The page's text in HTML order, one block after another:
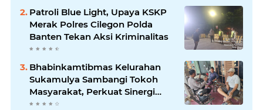
Patroli Blue Light, Upaya KSKP
Merak Polres Cilegon Polda
Banten Tekan Aksi Kriminalitas
Bhabinkamtibmas Kelurahan
Sukamulya Sambangi Tokoh
Masyarakat, Perkuat Sinergi
Jaga Kamtibmas